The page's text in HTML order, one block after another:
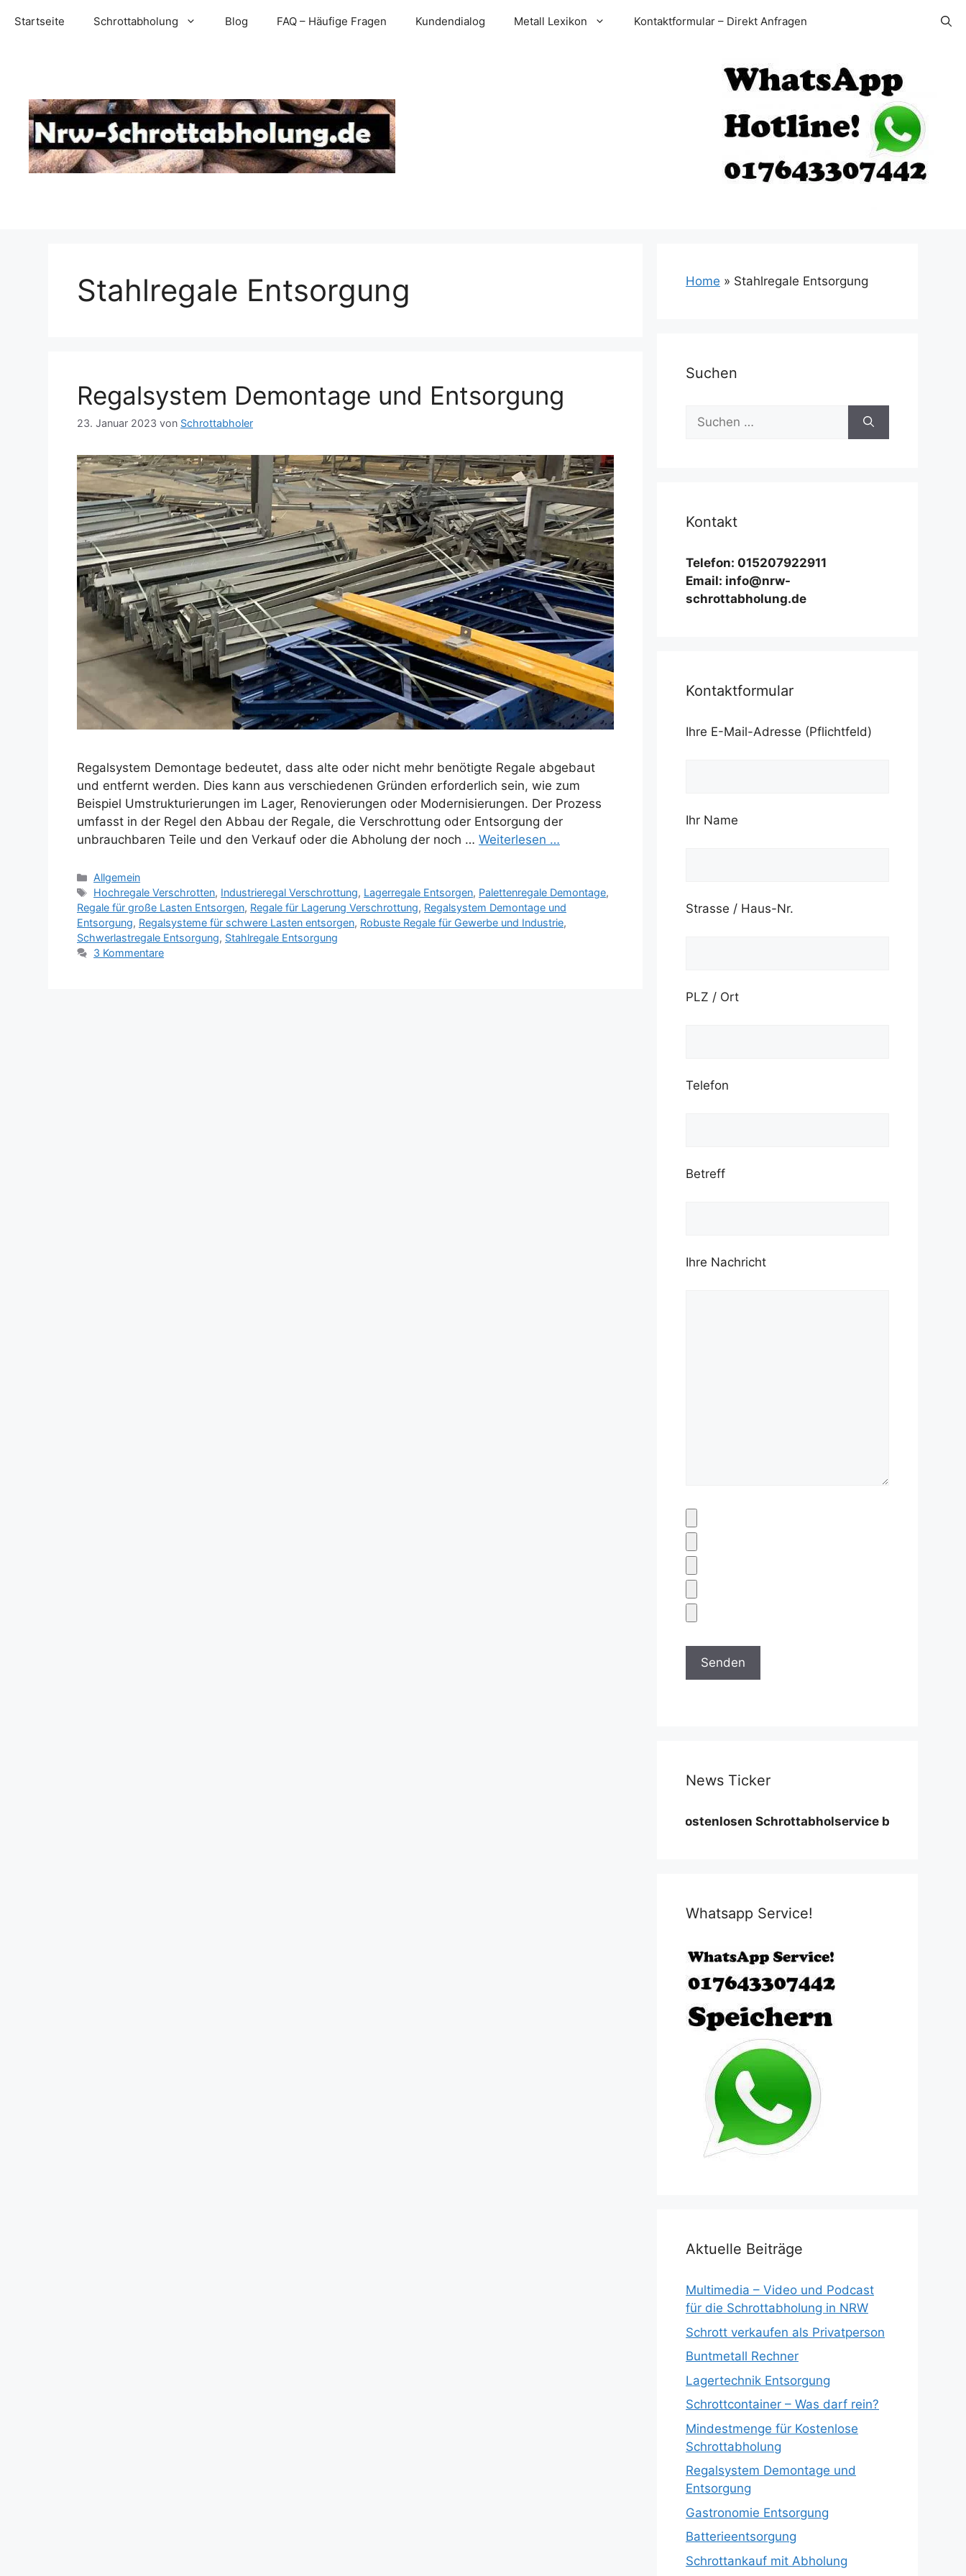
InhaltStartseite Schrottabholung Blog FAQ – Häufige Fragen Kundendialog Metall Lexikon Kontaktformular – Direkt Anfragen
Stahlregale Entsorgung
Regalsystem Demontage und Entsorgung
23. Januar 2023 von Schrottabholer
Regalsystem Demontage bedeutet, dass alte oder nicht mehr benötigte Regale abgebaut
und entfernt werden. Dies kann aus verschiedenen Gründen erforderlich sein, wie zum
Beispiel Umstrukturierungen im Lager, Renovierungen oder Modernisierungen. Der Prozess
umfasst in der Regel den Abbau der Regale, die Verschrottung oder Entsorgung der
unbrauchbaren Teile und den Verkauf oder die Abholung der noch … Weiterlesen …
Kategorien
Allgemein
Schlagwörter
Hochregale Verschrotten, Industrieregal Verschrottung, Lagerregale Entsorgen, Palettenregale Demontage,
Regale für große Lasten Entsorgen, Regale für Lagerung Verschrottung, Regalsystem Demontage und
Entsorgung, Regalsysteme für schwere Lasten entsorgen, Robuste Regale für Gewerbe und Industrie,
Schwerlastregale Entsorgung, Stahlregale Entsorgung
3 Kommentare
Home » Stahlregale Entsorgung
Suchen
Suchen
nach:
Kontakt
Telefon: 015207922911
Email: info@nrw-
schrottabholung.de
Kontaktformular
Ihre E-Mail-Adresse (Pflichtfeld)
Ihr Name
Strasse / Haus-Nr.
PLZ / Ort
Telefon
Betreff
Ihre Nachricht
News Ticker
Für unseren Kostenlosen Schrottabholservice benötigen wir
Whatsapp Service!
Aktuelle Beiträge
Multimedia – Video und Podcast
für die Schrottabholung in NRW
Schrott verkaufen als Privatperson
Buntmetall Rechner
Lagertechnik Entsorgung
Schrottcontainer – Was darf rein?
Mindestmenge für Kostenlose
Schrottabholung
Regalsystem Demontage und
Entsorgung
Gastronomie Entsorgung
Batterieentsorgung
Schrottankauf mit Abholung